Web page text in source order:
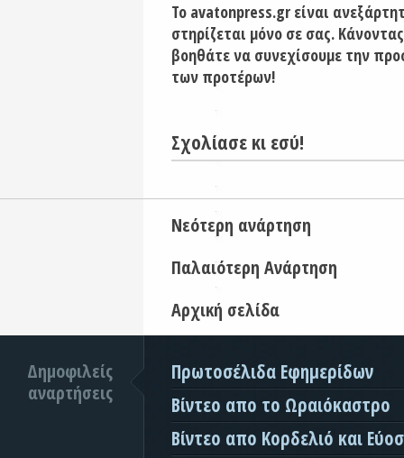
Το avatonpress.gr είναι
στηρίζεται μόνο σε σας.
βοηθάτε να συνεχίσουμε την
των προτέρων!
Σχολίασε κι εσύ!
Νεότερη ανάρτηση
Παλαιότερη Ανάρτηση
Αρχική σελίδα
Δημοφιλείς
αναρτήσεις
Πρωτοσέλιδα Εφημερίδων
Βίντεο απο το Ωραιόκαστρο
Βίντεο απο Κορδελιό και